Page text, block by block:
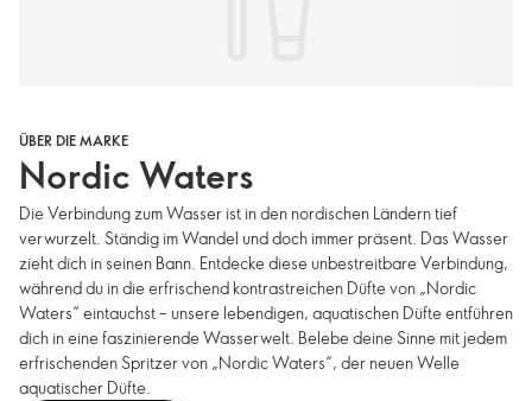
ÜBER DIE MARKE
Nordic Waters
Die Verbindung zum Wasser ist in den nordischen Ländern tief
verwurzelt. Ständig im Wandel und doch immer präsent. Das Wasser
zieht dich in seinen Bann. Entdecke diese unbestreitbare Verbindung,
während du in die erfrischend kontrastreichen Düfte von „Nordic
Waters“ eintauchst – unsere lebendigen, aquatischen Düfte entführen
dich in eine faszinierende Wasserwelt. Belebe deine Sinne mit jedem
erfrischenden Spritzer von „Nordic Waters“, der neuen Welle
aquatischer Düfte.